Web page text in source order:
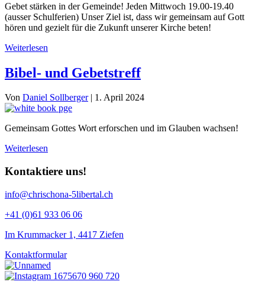
Gebet stärken in der Gemeinde! Jeden Mittwoch 19.00-19.40
(ausser Schulferien) Unser Ziel ist, dass wir gemeinsam auf Gott
hören und gezielt für die Zukunft unserer Kirche beten!
Weiterlesen
Bibel- und Gebetstreff
Von Daniel Sollberger| 1. April 2024
Gemeinsam Gottes Wort erforschen und im Glauben wachsen!
Weiterlesen
Kontaktiere uns!
info@chrischona-5libertal.ch
+41 (0)61 933 06 06
Im Krummacker 1, 4417 Ziefen
Kontaktformular